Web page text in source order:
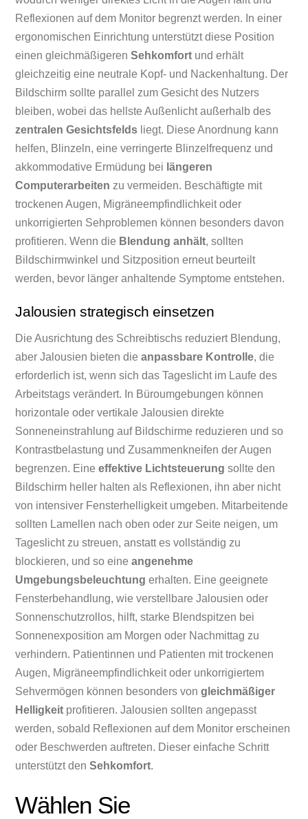
Reflexionen auf dem Monitor begrenzt werden. In einer
ergonomischen Einrichtung unterstützt diese Position
einen gleichmäßigerenSehkomfort und erhält
gleichzeitig eine neutrale Kopf- und Nackenhaltung. Der
Bildschirm sollte parallel zum Gesicht des Nutzers
bleiben, wobei das hellste Außenlicht außerhalb des
zentralen Gesichtsfelds liegt. Diese Anordnung kann
helfen, Blinzeln, eine verringerte Blinzelfrequenz und
akkommodative Ermüdung bei längeren
Computerarbeiten zu vermeiden. Beschäftigte mit
trockenen Augen, Migräneempfindlichkeit oder
unkorrigierten Sehproblemen können besonders davon
profitieren. Wenn die Blendung anhält, sollten
Bildschirmwinkel und Sitzposition erneut beurteilt
werden, bevor länger anhaltende Symptome entstehen.
Jalousien strategisch einsetzen
Die Ausrichtung des Schreibtischs reduziert Blendung,
aber Jalousien bieten dieanpassbare Kontrolle, die
erforderlich ist, wenn sich das Tageslicht im Laufe des
Arbeitstags verändert. In Büroumgebungen können
horizontale oder vertikale Jalousien direkte
Sonneneinstrahlung auf Bildschirme reduzieren und so
Kontrastbelastung und Zusammenkneifen der Augen
begrenzen. Eineeffektive Lichtsteuerung sollte den
Bildschirm heller halten als Reflexionen, ihn aber nicht
von intensiver Fensterhelligkeit umgeben. Mitarbeitende
sollten Lamellen nach oben oder zur Seite neigen, um
Tageslicht zu streuen, anstatt es vollständig zu
blockieren, und so eineangenehme
Umgebungsbeleuchtung erhalten. Eine geeignete
Fensterbehandlung, wie verstellbare Jalousien oder
Sonnenschutzrollos, hilft, starke Blendspitzen bei
Sonnenexposition am Morgen oder Nachmittag zu
verhindern. Patientinnen und Patienten mit trockenen
Augen, Migräneempfindlichkeit oder unkorrigiertem
Sehvermögen können besonders vongleichmäßiger
Helligkeit profitieren. Jalousien sollten angepasst
werden, sobald Reflexionen auf dem Monitor erscheinen
oder Beschwerden auftreten. Dieser einfache Schritt
unterstützt denSehkomfort.
Wählen Sie